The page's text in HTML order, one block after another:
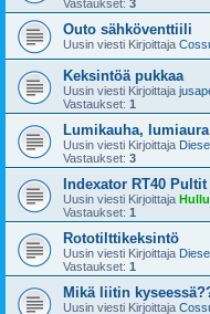
Vastaukset: 3
Outo sähköventtiili
Uusin viesti Kirjoittaja
Keksintöä pukkaa
Uusin viesti Kirjoittaja
Vastaukset: 1
Lumikauha,
Uusin viesti Kirjoittaja
Vastaukset: 3
Indexator RT40 Pultit
Uusin viesti Kirjoittaja
Vastaukset: 1
Rototilttikeksintö
Uusin viesti Kirjoittaja
Vastaukset: 1
Mikä liitin
Uusin viesti Kirjoittaja